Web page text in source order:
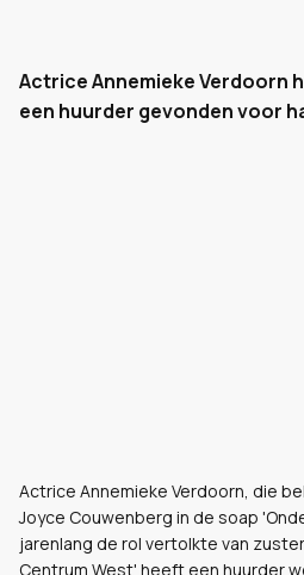
Actrice Annemieke Verdoorn
een huurder gevonden voor
Actrice Annemieke Verdoorn, die
Joyce Couwenberg in de soap
jarenlang de rol vertolkte van
Centrum West' heeft een huurder